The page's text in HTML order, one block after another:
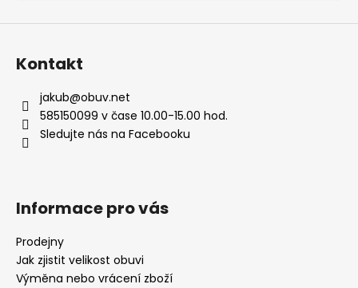
Kontakt
jakub@obuv.net
585150099 v čase 10.00-15.00 hod.
Sledujte nás na Facebooku
Informace pro vás
Prodejny
Jak zjistit velikost obuvi
Výměna nebo vrácení zboží